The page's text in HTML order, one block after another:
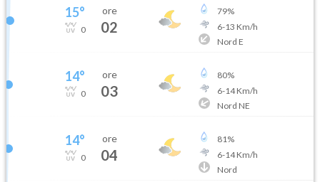
15°
0
ore
02
79%
6-13 Km/h
Nord E
14°
0
ore
03
80%
6-14Km/h
Nord NE
14°
0
ore
04
81%
6-14Km/h
Nord